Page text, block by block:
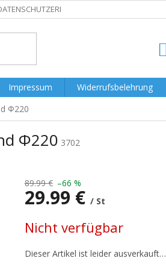
Impressum
Widerrufsbelehrung
Ф220
Ф220 3702
89.99 € –66 %
29.99 € / St
Nicht verfügbar
Dieser Artikel ist leider ausverkauft…